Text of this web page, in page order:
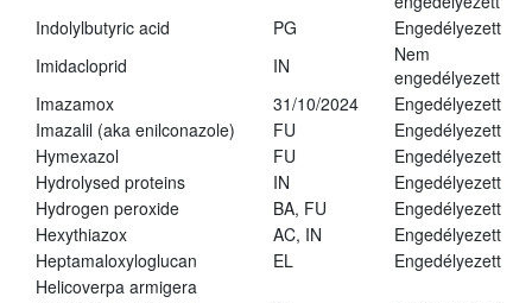
Indolylbutyric acid
PG
Engedélyezett
Imidacloprid
IN
Nem
engedélyezett
Imazamox
31/10/2024
Engedélyezett
Imazalil (aka enilconazole)
FU
Engedélyezett
Hymexazol
FU
Engedélyezett
Hydrolysed proteins
IN
Engedélyezett
Hydrogen peroxide
BA, FU
Engedélyezett
Hexythiazox
AC, IN
Engedélyezett
Heptamaloxyloglucan
EL
Engedélyezett
Helicoverpa armigera